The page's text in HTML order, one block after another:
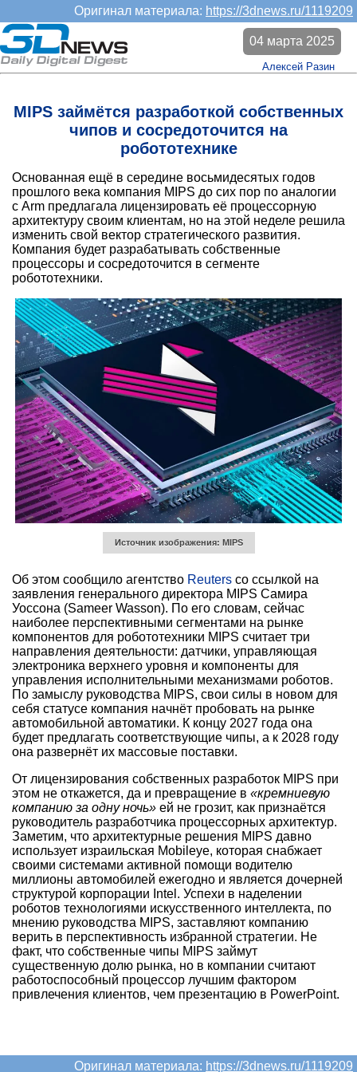
Оригинал материала: https://3dnews.ru/1119209
MIPS займётся разработкой собственных
чипов и сосредоточится на
робототехнике
04 марта 2025
Алексей Разин
Основанная ещё в середине восьмидесятых годов
прошлого века компания MIPS до сих пор по аналогии
с Arm предлагала лицензировать её процессорную
архитектуру своим клиентам, но на этой неделе решила
изменить свой вектор стратегического развития.
Компания будет разрабатывать собственные
процессоры и сосредоточится в сегменте
робототехники.
Источник изображения: MIPS
Об этом сообщило агентство Reuters со ссылкой на
заявления генерального директора MIPS Самира
Уоссона (Sameer Wasson). По его словам, сейчас
наиболее перспективными сегментами на рынке
компонентов для робототехники MIPS считает три
направления деятельности: датчики, управляющая
электроника верхнего уровня и компоненты для
управления исполнительными механизмами роботов.
По замыслу руководства MIPS, свои силы в новом для
себя статусе компания начнёт пробовать на рынке
автомобильной автоматики. К концу 2027 года она
будет предлагать соответствующие чипы, а к 2028 году
она развернёт их массовые поставки.
От лицензирования собственных разработок MIPS при
этом не откажется, да и превращение в «кремниевую
компанию за одну ночь» ей не грозит, как признаётся
руководитель разработчика процессорных архитектур.
Заметим, что архитектурные решения MIPS давно
использует израильская Mobileye, которая снабжает
своими системами активной помощи водителю
миллионы автомобилей ежегодно и является дочерней
структурой корпорации Intel. Успехи в наделении
роботов технологиями искусственного интеллекта, по
мнению руководства MIPS, заставляют компанию
верить в перспективность избранной стратегии. Не
факт, что собственные чипы MIPS займут
существенную долю рынка, но в компании считают
работоспособный процессор лучшим фактором
привлечения клиентов, чем презентацию в PowerPoint.
Оригинал материала: https://3dnews.ru/1119209